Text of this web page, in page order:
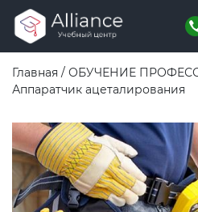
Главная / ОБУЧЕНИЕ
Аппаратчик ацеталирования